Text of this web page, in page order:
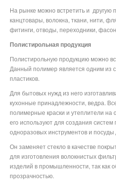
На рынке можно встретить и другую
канцтовары, волокна, ткани, нити,
фитинги, отводы, переходники,
Полистирольная продукция
Полистирольную продукцию можно
Данный полимер является одним из
пластиков.
Для бытовых нужд из него
кухонные принадлежности, ведра.
полимерные краски и утеплители
его используют для создания
одноразовых инструментов и посуды
Он заменяет стекло в качестве
для изготовления волокнистых
изделий в промышленности, так как
прозрачностью.